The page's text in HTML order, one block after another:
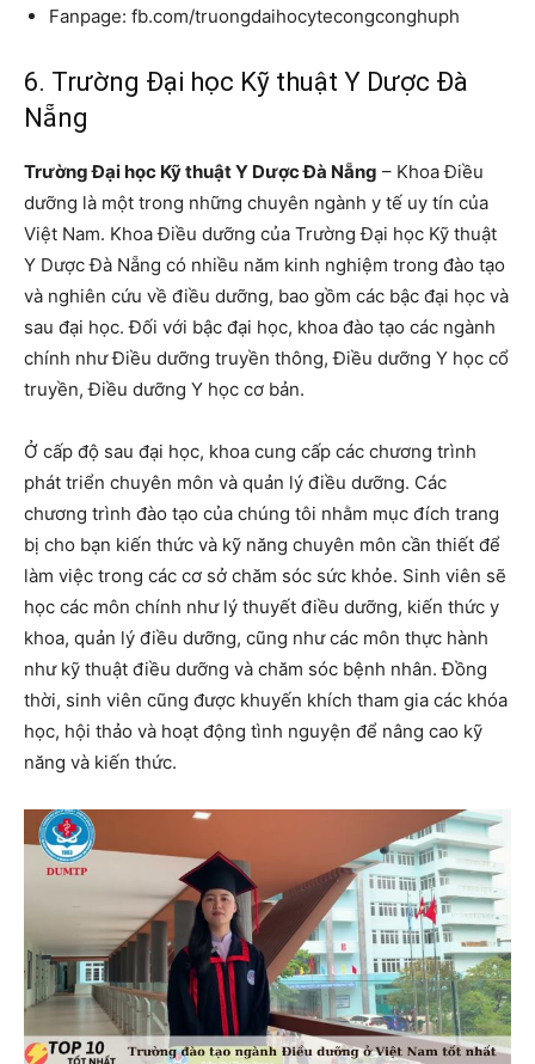
Fanpage: fb.com/truongdaihocytecongconghuph
6. Trường Đại học Kỹ thuật Y Dược Đà
Nẵng
Trường Đại học Kỹ thuật Y Dược Đà Nẵng – Khoa Điều
dưỡng là một trong những chuyên ngành y tế uy tín của
Việt Nam. Khoa Điều dưỡng của Trường Đại học Kỹ thuật
Y Dược Đà Nẵng có nhiều năm kinh nghiệm trong đào tạo
và nghiên cứu về điều dưỡng, bao gồm các bậc đại học và
sau đại học. Đối với bậc đại học, khoa đào tạo các ngành
chính như Điều dưỡng truyền thông, Điều dưỡng Y học cổ
truyền, Điều dưỡng Y học cơ bản.
Ở cấp độ sau đại học, khoa cung cấp các chương trình
phát triển chuyên môn và quản lý điều dưỡng. Các
chương trình đào tạo của chúng tôi nhằm mục đích trang
bị cho bạn kiến ​​thức và kỹ năng chuyên môn cần thiết để
làm việc trong các cơ sở chăm sóc sức khỏe. Sinh viên sẽ
học các môn chính như lý thuyết điều dưỡng, kiến ​​thức y
khoa, quản lý điều dưỡng, cũng như các môn thực hành
như kỹ thuật điều dưỡng và chăm sóc bệnh nhân. Đồng
thời, sinh viên cũng được khuyến khích tham gia các khóa
học, hội thảo và hoạt động tình nguyện để nâng cao kỹ
năng và kiến ​​thức.